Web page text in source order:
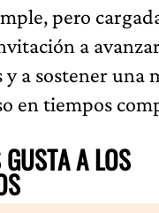
pero
a
y a sostener una
en tiempos
A LOS